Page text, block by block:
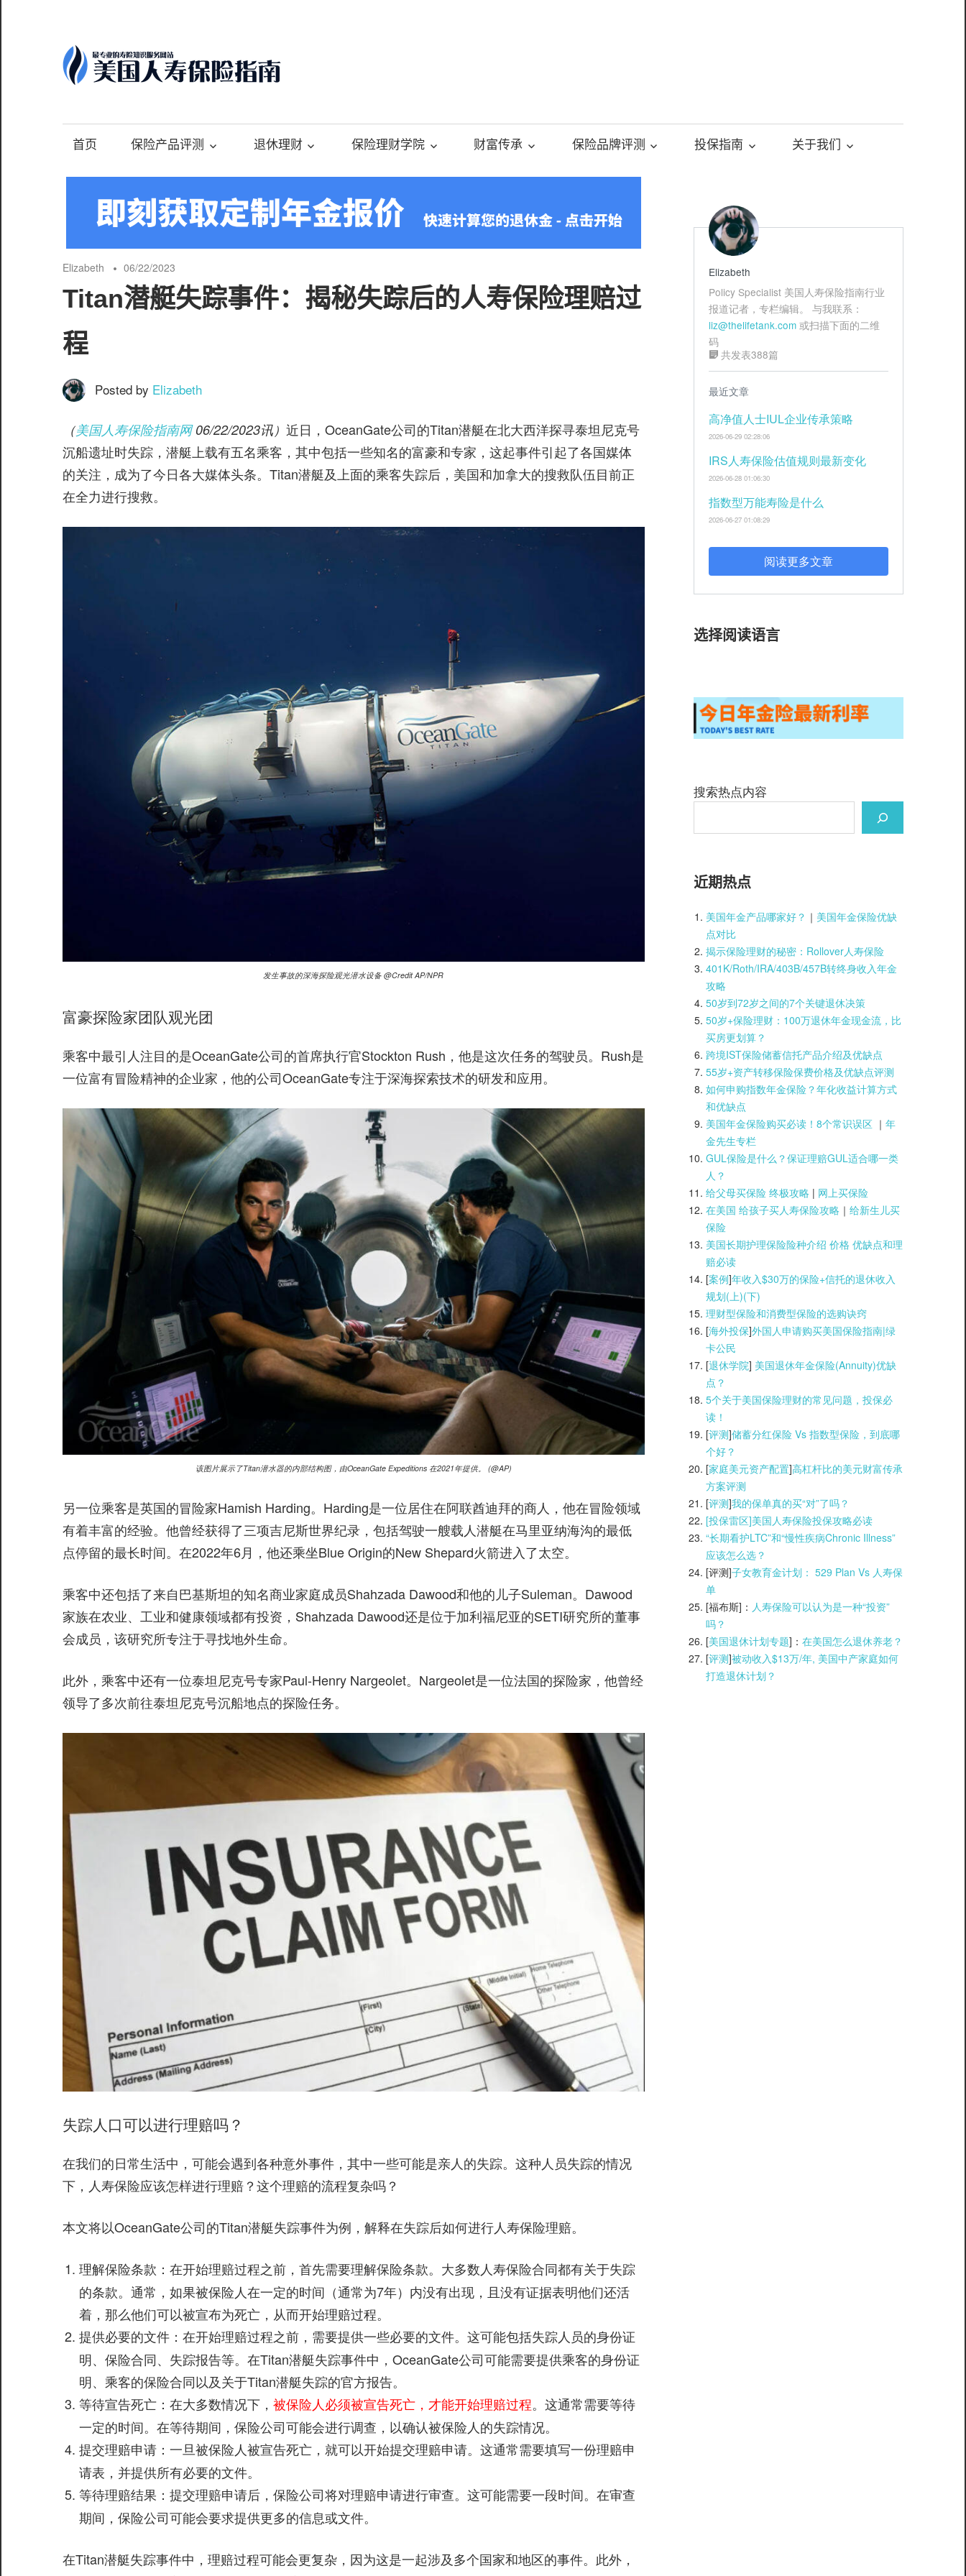
content
国
人
寿
保
南
专
业
的
险
务
区
首页 保险产品评测 退休理财 保险理财学院 财富传承 保险品牌评测 投保指南 关于我们
Elizabeth 06/22/2023
Titan潜艇失踪事件：揭秘失踪后的人寿保险理赔过
程
Posted by Elizabeth
（美国人寿保险指南网06/22/2023讯） 近日，OceanGate公司的Titan潜艇在北大西洋探寻泰坦尼克号
沉船遗址时失踪，潜艇上载有五名乘客，其中包括一些知名的富豪和专家，这起事件引起了各国媒体
的关注，成为了今日各大媒体头条。Titan潜艇及上面的乘客失踪后，美国和加拿大的搜救队伍目前正
在全力进行搜救。
发生事故的深海探险观光潜水设备 @Credit AP/NPR
富豪探险家团队观光团
乘客中最引人注目的是OceanGate公司的首席执行官Stockton Rush，他是这次任务的驾驶员。Rush是
一位富有冒险精神的企业家，他的公司OceanGate专注于深海探索技术的研发和应用。
该图片展示了Titan潜水器的内部结构图，由OceanGate Expeditions 在2021年提供。 (@AP)
另一位乘客是英国的冒险家Hamish Harding。Harding是一位居住在阿联酋迪拜的商人，他在冒险领域
有着丰富的经验。他曾经获得了三项吉尼斯世界纪录，包括驾驶一艘载人潜艇在马里亚纳海沟的最低
点停留的最长时间。在2022年6月，他还乘坐Blue Origin的New Shepard火箭进入了太空。
乘客中还包括了来自巴基斯坦的知名商业家庭成员Shahzada Dawood和他的儿子Suleman。Dawood
家族在农业、工业和健康领域都有投资，Shahzada Dawood还是位于加利福尼亚的SETI研究所的董事
会成员，该研究所专注于寻找地外生命。
此外，乘客中还有一位泰坦尼克号专家Paul-Henry Nargeolet。Nargeolet是一位法国的探险家，他曾经
领导了多次前往泰坦尼克号沉船地点的探险任务。
失踪人口可以进行理赔吗？
在我们的日常生活中，可能会遇到各种意外事件，其中一些可能是亲人的失踪。这种人员失踪的情况
下，人寿保险应该怎样进行理赔？这个理赔的流程复杂吗？
本文将以OceanGate公司的Titan潜艇失踪事件为例，解释在失踪后如何进行人寿保险理赔。
理解保险条款： 在开始理赔过程之前，首先需要理解保险条款。大多数人寿保险合同都有关于失踪
的条款。通常，如果被保险人在一定的时间（通常为7年）内没有出现，且没有证据表明他们还活
着，那么他们可以被宣布为死亡，从而开始理赔过程。
提供必要的文件： 在开始理赔过程之前，需要提供一些必要的文件。这可能包括失踪人员的身份证
明、保险合同、失踪报告等。在Titan潜艇失踪事件中，OceanGate公司可能需要提供乘客的身份证
明、乘客的保险合同以及关于Titan潜艇失踪的官方报告。
等待宣告死亡： 在大多数情况下， 被保险人必须被宣告死亡，才能开始理赔过程。这通常需要等待
一定的时间。在等待期间，保险公司可能会进行调查，以确认被保险人的失踪情况。
提交理赔申请： 一旦被保险人被宣告死亡，就可以开始提交理赔申请。这通常需要填写一份理赔申
请表，并提供所有必要的文件。
等待理赔结果： 提交理赔申请后，保险公司将对理赔申请进行审查。这可能需要一段时间。在审查
期间，保险公司可能会要求提供更多的信息或文件。
在Titan潜艇失踪事件中，理赔过程可能会更复杂，因为这是一起涉及多个国家和地区的事件。此外，
Elizabeth
Policy Specialist 美国人寿保险指南行业
报道记者，专栏编辑。 与我联系：
liz@thelifetank.com或扫描下面的二维
码
共发表388篇
最近文章
高净值人士IUL企业传承策略
2026-06-29 02:28:06
IRS人寿保险估值规则最新变化
2026-06-28 01:06:30
指数型万能寿险是什么
2026-06-27 01:08:29
阅读更多文章
选择阅读语言
搜索热点内容
近期热点
美国年金产品哪家好？ ｜ 美国年金保险优缺
点对比
揭示保险理财的秘密：Rollover人寿保险
401K/Roth/IRA/403B/457B转终身收入年金
攻略
50岁到72岁之间的7个关键退休决策
50岁+保险理财：100万退休年金现金流，比
买房更划算？
跨境IST保险储蓄信托产品介绍及优缺点
55岁+资产转移保险保费价格及优缺点评测
如何申购指数年金保险？年化收益计算方式
和优缺点
美国年金保险购买必读！8个常识误区 ｜ 年
金先生专栏
GUL保险是什么？保证理赔GUL适合哪一类
人？
给父母买保险 终极攻略 | 网上买保险
在美国 给孩子买人寿保险攻略 ｜ 给新生儿买
保险
美国长期护理保险险种介绍 价格 优缺点和理
赔必读
[案例]年收入$30万的保险+信托的退休收入
规划(上)(下)
理财型保险和消费型保险的选购诀窍
[海外投保]外国人申请购买美国保险指南|绿
卡公民
[退休学院] 美国退休年金保险(Annuity)优缺
点？
5个关于美国保险理财的常见问题，投保必
读！
[评测]储蓄分红保险 Vs 指数型保险，到底哪
个好？
[家庭美元资产配置]高杠杆比的美元财富传承
方案评测
[评测]我的保单真的买“对”了吗？
[投保雷区]美国人寿保险投保攻略必读
“长期看护LTC”和“慢性疾病Chronic Illness”
应该怎么选？
[评测]子女教育金计划： 529 Plan Vs 人寿保
单
[福布斯]： 人寿保险可以认为是一种“投资”
吗？
[美国退休计划专题]： 在美国怎么退休养老？
[评测]被动收入$13万/年, 美国中产家庭如何
打造退休计划？